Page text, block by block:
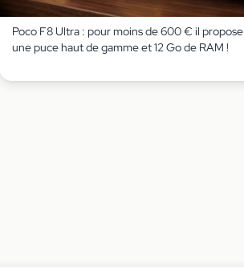
Poco F8 Ultra : pour moins de 600 € il propose
une puce haut de gamme et 12 Go de RAM !